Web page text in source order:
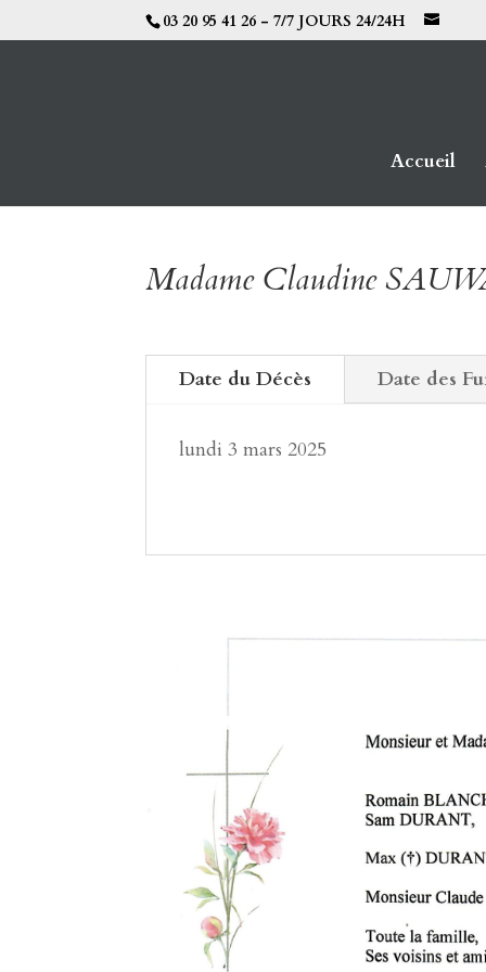
03 20 95 41 26 - 7/7 JOURS 24/24H
Accueil
Madame Claudine
Date du Décès Date des
lundi 3 mars 2025